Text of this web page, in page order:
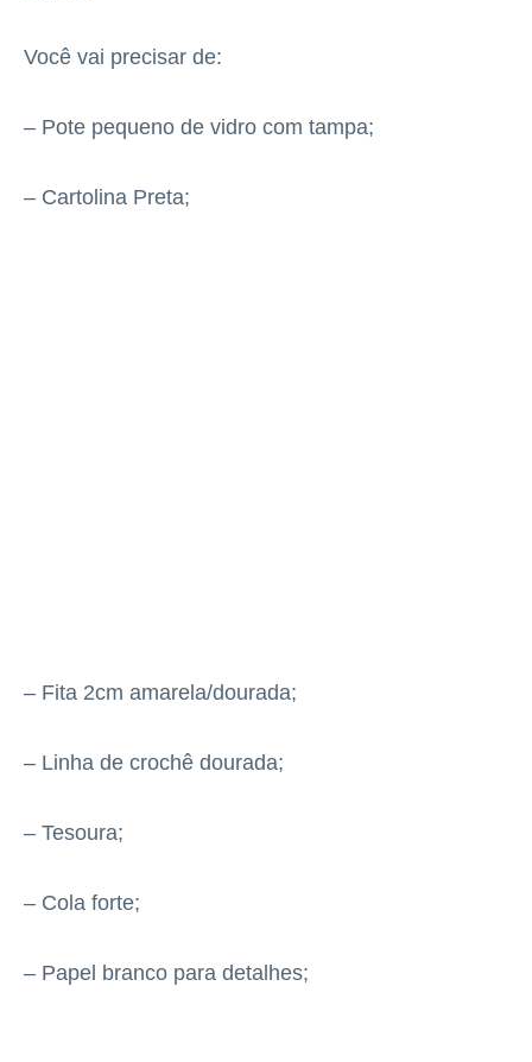
Você vai precisar de:
– Pote pequeno de vidro com tampa;
– Cartolina Preta;
– Fita 2cm amarela/dourada;
– Linha de crochê dourada;
– Tesoura;
– Cola forte;
– Papel branco para detalhes;